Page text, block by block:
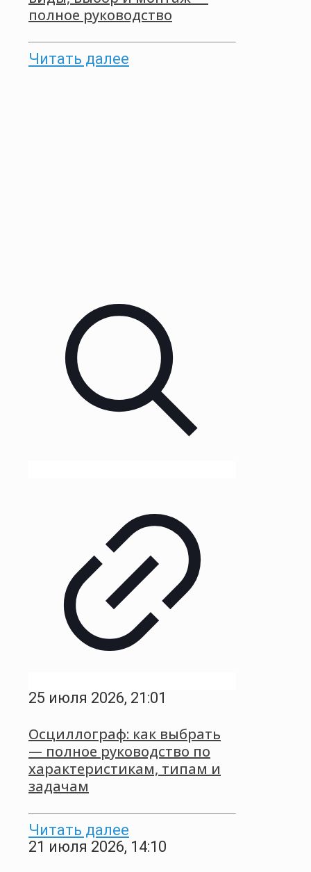
полное руководство
Читать далее
25 июля 2026, 21:01
Осциллограф: как выбрать
— полное руководство по
характеристикам, типам и
задачам
Читать далее
21 июля 2026, 14:10